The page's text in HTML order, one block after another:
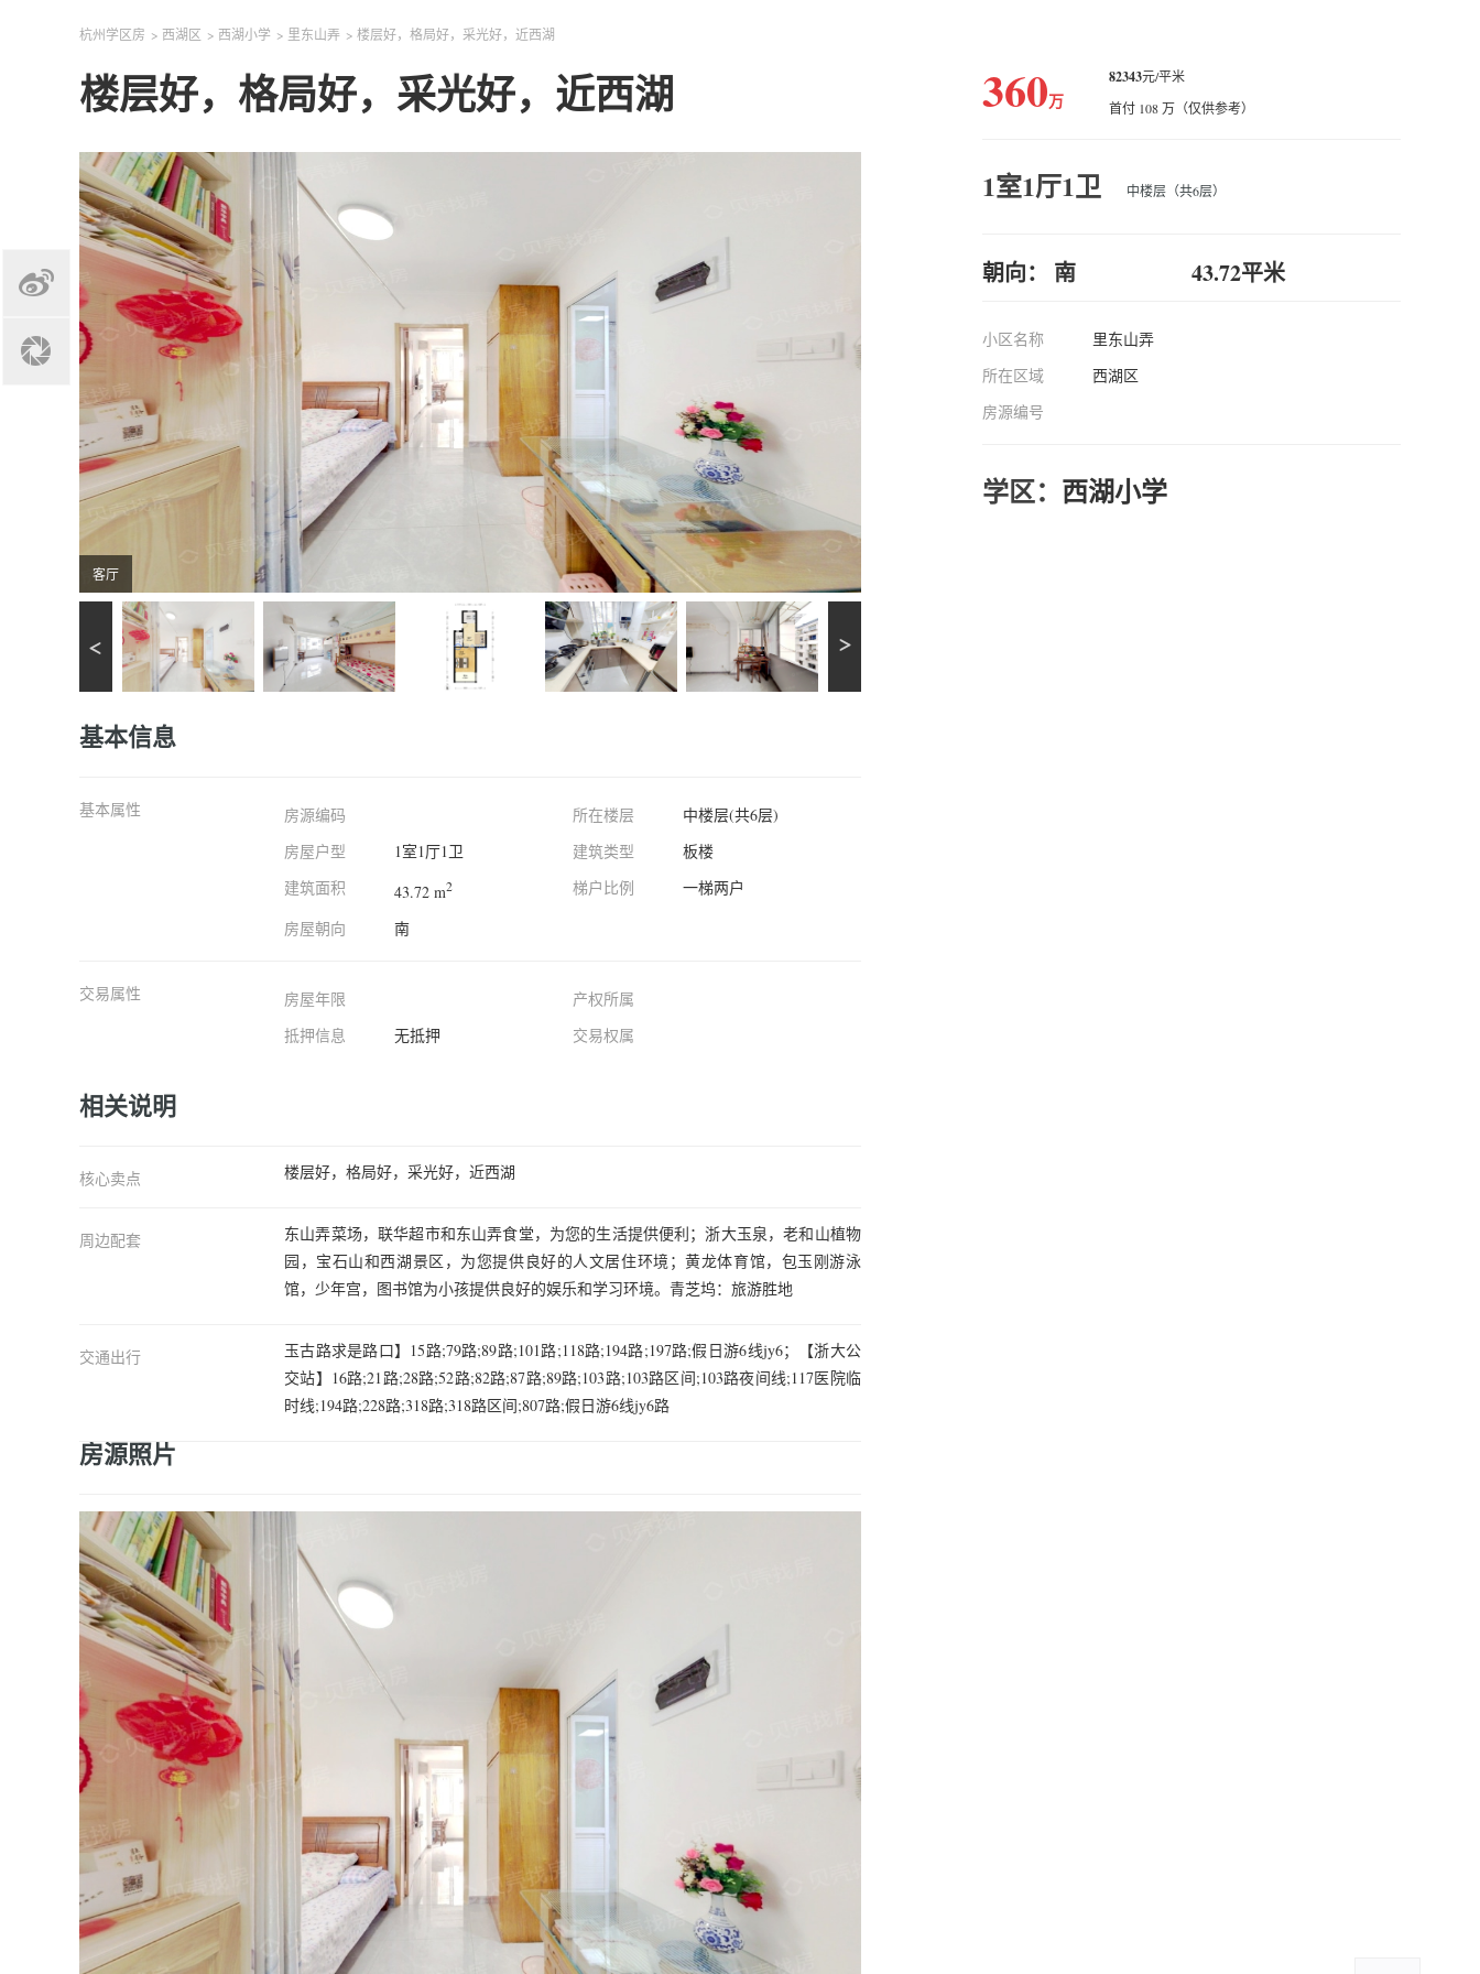
杭州学区房 > 西湖区 > 西湖小学 > 里东山弄 > 楼层好，格局好，采光好，近西湖
楼层好，格局好，采光好，近西湖
客厅
基本信息
基本属性
房源编码
房屋户型
1室1厅1卫
建筑面积
43.72 m2
房屋朝向 南
所在楼层
中楼层(共6层)
建筑类型
板楼
梯户比例
一梯两户
交易属性
房屋年限
抵押信息
无抵押
产权所属
交易权属
相关说明
核心卖点 楼层好，格局好，采光好，近西湖
周边配套
东山弄菜场，联华超市和东山弄食堂，为您的生活提供便利；浙大玉泉，老和山植物
园，宝石山和西湖景区，为您提供良好的人文居住环境；黄龙体育馆，包玉刚游泳
馆，少年宫，图书馆为小孩提供良好的娱乐和学习环境。青芝坞：旅游胜地
交通出行
玉古路求是路口】15路;79路;89路;101路;118路;194路;197路;假日游6线jy6；【浙大公
交站】16路;21路;28路;52路;82路;87路;89路;103路;103路区间;103路夜间线;117医院临
时线;194路;228路;318路;318路区间;807路;假日游6线jy6路
房源照片
360万
82343元/平米
首付 108 万（仅供参考）
1室1厅1卫 中楼层（共6层）
朝向： 南 43.72平米
小区名称
里东山弄
所在区域
西湖区
房源编号
学区： 西湖小学